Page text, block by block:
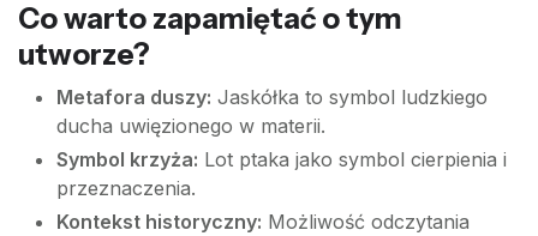
Co warto zapamiętać o tym
utworze?
Metafora duszy: Jaskółka to symbol ludzkiego
ducha uwięzionego w materii.
Symbol krzyża: Lot ptaka jako symbol cierpienia i
przeznaczenia.
Kontekst historyczny: Możliwość odczytania